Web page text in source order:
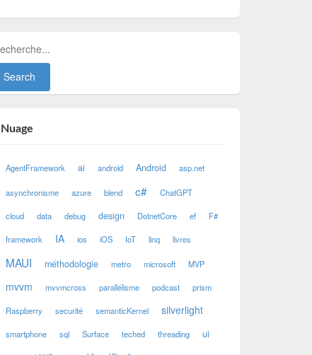
Nuage
AgentFramework ai android Android asp.net
asynchronisme azure blend c# ChatGPT
cloud data debug design DotnetCore ef F#
framework IA ios iOS IoT linq livres
MAUI méthodologie metro microsoft MVP
mvvm mvvmcross parallélisme podcast prism
Raspberry securité semanticKernel silverlight
smartphone sql Surface teched threading
ui